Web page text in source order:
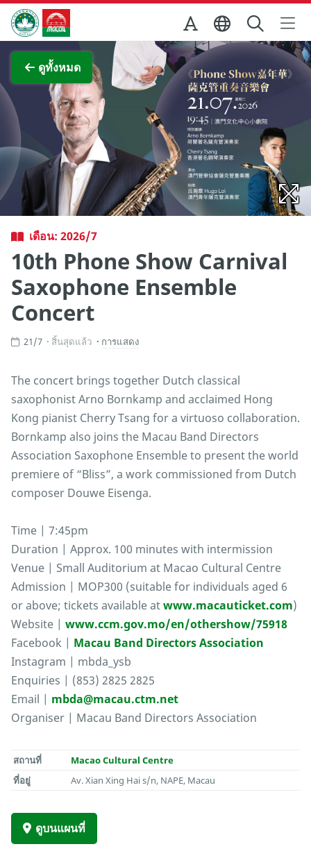
Skip to Main Content
สำนักงานการท่องเที่ยวของรัฐบาลมาเก๊า
ดูทั้งหมด
ภาพขยาย
เดือน: 2026/7
10th Phone Show Carnival
Saxophone Ensemble
Concert
21/7 สิ้นสุดแล้ว การแสดง
The concert brings together Dutch classical
saxophonist Arno Bornkamp and acclaimed Hong
Kong pianist Cherry Tsang for a virtuoso collaboration.
Bornkamp also joins the Macau Band Directors
Association Saxophone Ensemble to present the world
premiere of “Bliss”, a work commissioned from Dutch
composer Douwe Eisenga.
Time | 7:45pm
Duration | Approx. 100 minutes with intermission
Venue | Small Auditorium at Macao Cultural Centre
Admission | MOP300 (suitable for individuals aged 6
or above; tickets available atwww.macauticket.com)
Website | www.ccm.gov.mo/en/othershow/75918
Facebook | Macau Band Directors Association
Instagram | mbda_ysb
Enquiries | (853) 2825 2825
Email | mbda@macau.ctm.net
Organiser | Macau Band Directors Association
สถานที่
Macao Cultural Centre
ที่อยู่
Av. Xian Xing Hai s/n, NAPE, Macau
ดูบนแผนที่